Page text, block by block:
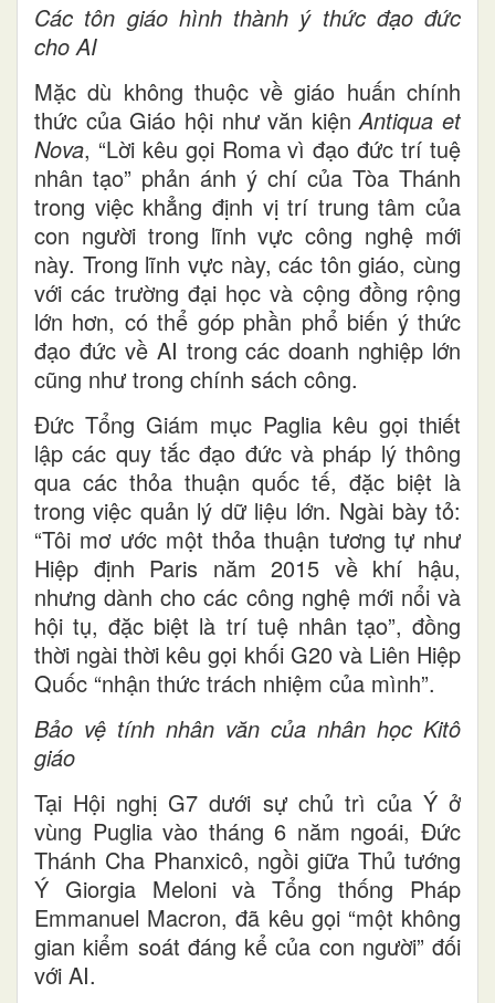
Các tôn giáo hình thành ý thức đạo đức
cho AI
Mặc dù không thuộc về giáo huấn chính
thức của Giáo hội như văn kiệnAntiqua et
Nova, “Lời kêu gọi Roma vì đạo đức trí tuệ
nhân tạo” phản ánh ý chí của Tòa Thánh
trong việc khẳng định vị trí trung tâm của
con người trong lĩnh vực công nghệ mới
này. Trong lĩnh vực này, các tôn giáo, cùng
với các trường đại học và cộng đồng rộng
lớn hơn, có thể góp phần phổ biến ý thức
đạo đức về AI trong các doanh nghiệp lớn
cũng như trong chính sách công.
Đức Tổng Giám mục Paglia kêu gọi thiết
lập các quy tắc đạo đức và pháp lý thông
qua các thỏa thuận quốc tế, đặc biệt là
trong việc quản lý dữ liệu lớn. Ngài bày tỏ:
“Tôi mơ ước một thỏa thuận tương tự như
Hiệp định Paris năm 2015 về khí hậu,
nhưng dành cho các công nghệ mới nổi và
hội tụ, đặc biệt là trí tuệ nhân tạo”, đồng
thời ngài thời kêu gọi khối G20 và Liên Hiệp
Quốc “nhận thức trách nhiệm của mình”.
Bảo vệ tính nhân văn của nhân học Kitô
giáo
Tại Hội nghị G7 dưới sự chủ trì của Ý ở
vùng Puglia vào tháng 6 năm ngoái, Đức
Thánh Cha Phanxicô, ngồi giữa Thủ tướng
Ý Giorgia Meloni và Tổng thống Pháp
Emmanuel Macron, đã kêu gọi “một không
gian kiểm soát đáng kể của con người” đối
với AI.